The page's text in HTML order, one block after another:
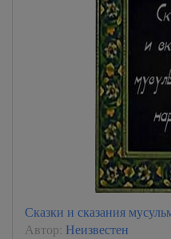
A-Book/01_ot_Matfeya/
A-Book/01_ot_Matfeya/
A-Book/01_ot_Matfeya/
A-Book/01_ot_Matfeya/
A-Book/01_ot_Matfeya/
A-Book/01_ot_Matfeya/
A-Book/01_ot_Matfeya/
A-Book/01_ot_Matfeya/
A-Book/01_ot_Matfeya/
Сказки и сказания
Автор: Неизвестен